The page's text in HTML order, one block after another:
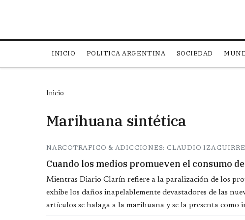
INICIO POLITICA ARGENTINA SOCIEDAD
Inicio
Marihuana sintética
NARCOTRAFICO & ADICCIONES: CLAUDIO IZAGUIRRE
Cuando los medios promueven el consumo
Mientras Diario Clarín refiere a la paralización de los
exhibe los daños inapelablemente devastadores de las
artículos se halaga a la marihuana y se la presenta como